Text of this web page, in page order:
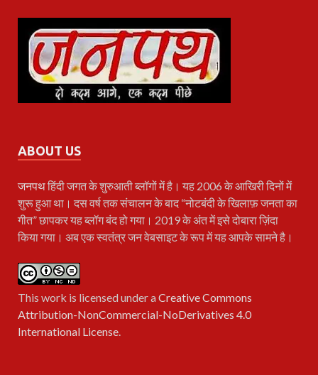
ABOUT US
जनपथहिंदी जगत के शुरुआती ब्लॉगों में है। यह 2006 के आखिरी दिनों में
शुरू हुआ था। दस वर्ष तक संचालन के बाद “नोटबंदी के खिलाफ़ जनता का
गीत” छापकर यह ब्लॉग बंद हो गया। 2019 के अंत में इसे दोबारा ज़िंदा
किया गया। अब एक स्वतंत्र जन वेबसाइट के रूप में यह आपके सामने है।
This work is licensed under aCreative Commons
Attribution-NonCommercial-NoDerivatives 4.0
International License.